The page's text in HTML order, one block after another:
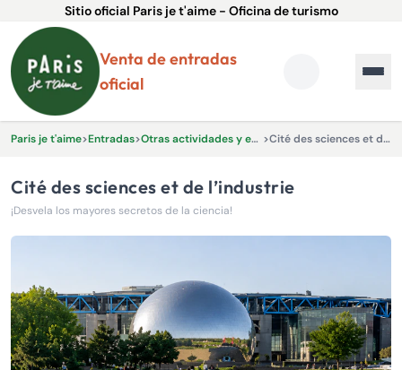
Sitio oficial Paris je t'aime - Oficina de turismo
Venta de entradas
oficial
Paris je t'aime>Entradas> Otras actividades y experiencias. > Cité des sciences et de l’industrie
Cité des sciences et de l’industrie
¡Desvela los mayores secretos de la ciencia!